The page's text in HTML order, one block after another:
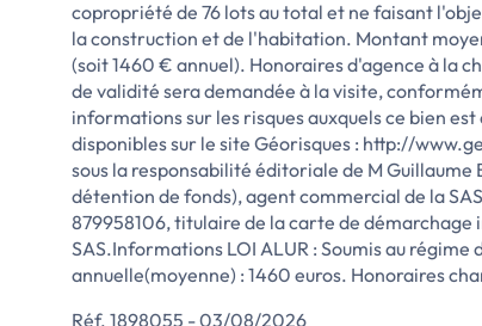
copropriété de 76 lots au total et ne faisant
la construction et de l'habitation. Montant
(soit 1460 € annuel). Honoraires d'agence à la
de validité sera demandée à la visite,
informations sur les risques auxquels ce bien
disponibles sur le site Géorisques : http://
sous la responsabilité éditoriale de M
détention de fonds), agent commercial de la
879958106, titulaire de la carte de démarchage
SAS.Informations LOI ALUR : Soumis au
annuelle(moyenne) : 1460 euros. Honoraires
Réf. 1898055 - 03/08/2026